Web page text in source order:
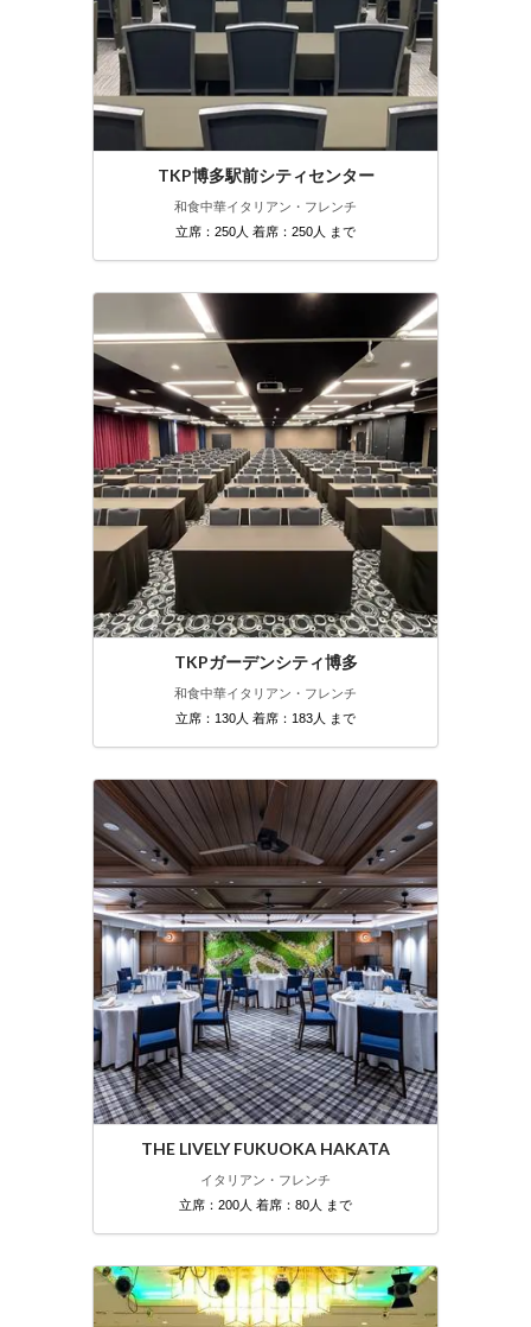
TKP博多駅前シティセンター
和食中華イタリアン・フレンチ
立席：250人 着席：250人 まで
TKPガーデンシティ博多
和食中華イタリアン・フレンチ
立席：130人 着席：183人 まで
THE LIVELY FUKUOKA HAKATA
イタリアン・フレンチ
立席：200人 着席：80人 まで